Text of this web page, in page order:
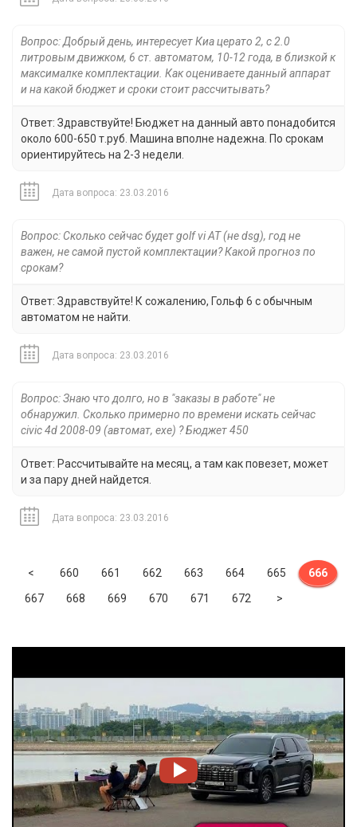
Вопрос: Добрый день, интересует Киа церато 2, с 2.0
литровым движком, 6 ст. автоматом, 10-12 года, в близкой к
максималке комплектации. Как оцениваете данный аппарат
и на какой бюджет и сроки стоит рассчитывать?
Ответ: Здравствуйте! Бюджет на данный авто понадобится
около 600-650 т.руб. Машина вполне надежна. По срокам
ориентируйтесь на 2-3 недели.
Дата вопроса: 23.03.2016
Вопрос: Сколько сейчас будет golf vi AT (не dsg), год не
важен, не самой пустой комплектации? Какой прогноз по
срокам?
Ответ: Здравствуйте! К сожалению, Гольф 6 с обычным
автоматом не найти.
Дата вопроса: 23.03.2016
Вопрос: Знаю что долго, но в "заказы в работе" не
обнаружил. Сколько примерно по времени искать сейчас
civic 4d 2008-09 (автомат, exe) ? Бюджет 450
Ответ: Рассчитывайте на месяц, а там как повезет, может
и за пару дней найдется.
Дата вопроса: 23.03.2016
< Previous
660 661 662 663 664 665
666
667
668 669 670 671 672 >